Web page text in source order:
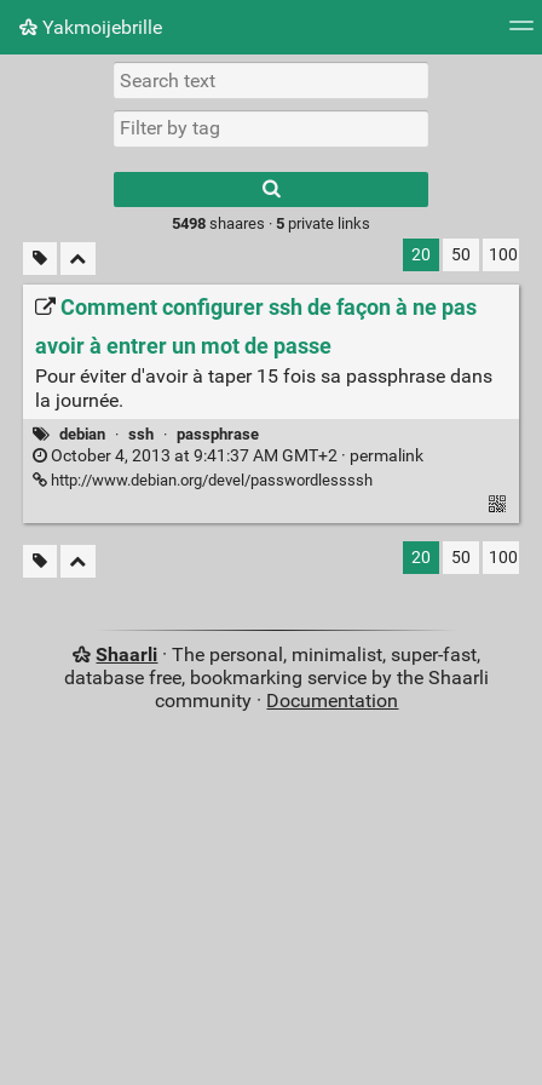
Yakmoijebrille
Picture wall
results.
5498shaares · 5private links
20 50 100
Comment configurer ssh de façon à ne pas
avoir à entrer un mot de passe
Pour éviter d'avoir à taper 15 fois sa passphrase dans
la journée.
debian · ssh · passphrase
October 4, 2013 at 9:41:37 AM GMT+2 · permalink
http://www.debian.org/devel/passwordlessssh
20 50 100
Shaarli · The personal, minimalist, super-fast,
database free, bookmarking service by the Shaarli
community · Documentation